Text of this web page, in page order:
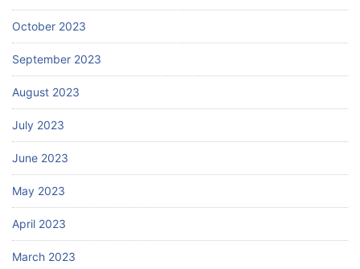
October 2023
September 2023
August 2023
July 2023
June 2023
May 2023
April 2023
March 2023